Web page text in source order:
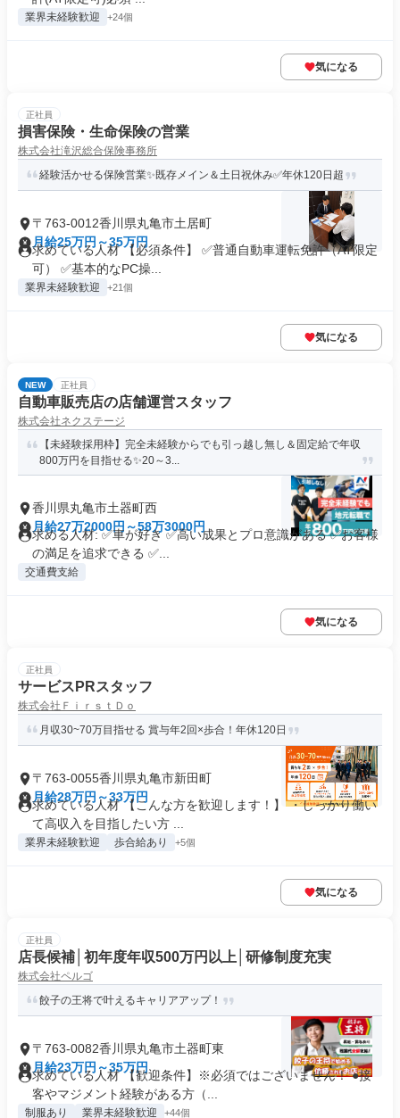
業界未経験歓迎 +24個
気になる
正社員
損害保険・生命保険の営業
株式会社滝沢総合保険事務所
経験活かせる保険営業✨既存メイン＆土日祝休み✅年休120日超
〒763-0012香川県丸亀市土居町
月給25万円～35万円
求めている人材 【必須条件】 ✅普通自動車運転免許（AT限定
可） ✅基本的なPC操...
業界未経験歓迎 +21個
気になる
NEW 正社員
自動車販売店の店舗運営スタッフ
株式会社ネクステージ
【未経験採用枠】完全未経験からでも引っ越し無し＆固定給で年収
800万円を目指せる✨20～3...
香川県丸亀市土器町西
月給27万2000円～58万3000円
求める人材: ✅車が好き ✅高い成果とプロ意識がある ✅お客様
の満足を追求できる ✅...
交通費支給
気になる
正社員
サービスPRスタッフ
株式会社ＦｉｒｓｔＤｏ
月収30~70万目指せる 賞与年2回×歩合！年休120日
〒763-0055香川県丸亀市新田町
月給28万円～33万円
求めている人材 【こんな方を歓迎します！】 ・しっかり働い
て高収入を目指したい方 ...
業界未経験歓迎 歩合給あり +5個
気になる
正社員
店長候補│初年度年収500万円以上│研修制度充実
株式会社ペルゴ
餃子の王将で叶えるキャリアアップ！
〒763-0082香川県丸亀市土器町東
月給23万円～35万円
求めている人材 【歓迎条件】※必須ではございません！ ●接
客やマジメント経験がある方（...
制服あり 業界未経験歓迎 +44個